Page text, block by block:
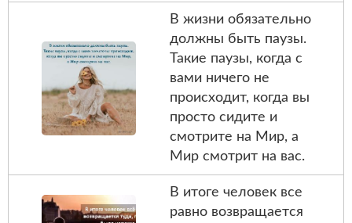
В жизни обязательно
должны быть паузы.
Такие паузы, когда с
вами ничего не
происходит, когда вы
просто сидите и
смотрите на Мир, а
Мир смотрит на вас.
В итоге человек все
равно возвращается